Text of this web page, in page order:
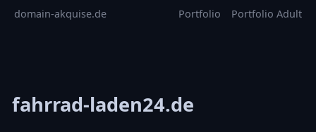
domain-akquise.de Portfolio Portfolio Adult
fahrrad-laden24.de